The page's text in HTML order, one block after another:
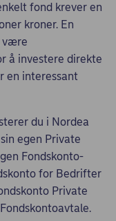
fond krever en
kroner. En
være
å investere direkte
en interessant
du i Nordea
egen Private
Fondskonto-
for Bedrifter
Private